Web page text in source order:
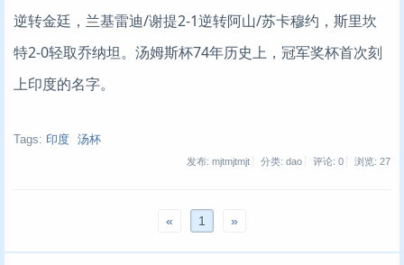
逆转金廷，兰基雷迪/谢提2-1逆转阿山/苏卡穆约，斯里坎
特2-0轻取乔纳坦。汤姆斯杯74年历史上，冠军奖杯首次刻
上印度的名字。
Tags: 印度 汤杯
发布: mjtmjtmjt 分类: dao 评论: 0 浏览: 27
« 1 »